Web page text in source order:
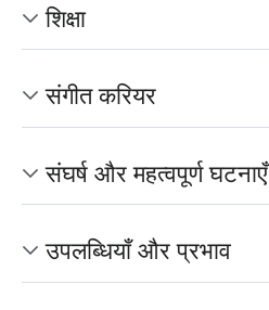
शिक्षा
संगीत करियर
संघर्ष और महत्वपूर्ण घटनाएँ
उपलब्धियाँ और प्रभाव